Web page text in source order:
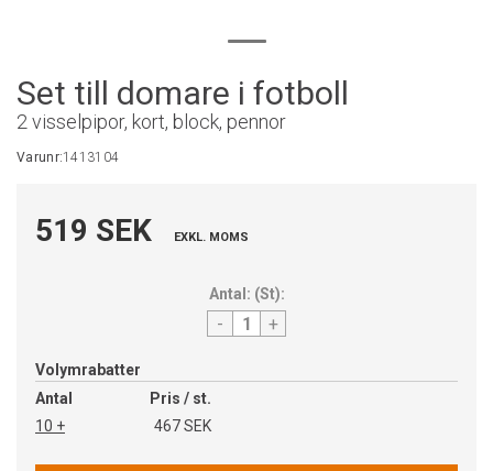
Set till domare i fotboll
2 visselpipor, kort, block, pennor
Varunr:1413104
519 SEK EXKL. MOMS
Antal: (St):
- +
Volymrabatter
Antal
Pris / st.
10 +
467 SEK